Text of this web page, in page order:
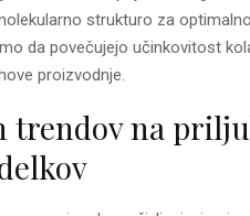
strukturo za
da povečujejo učinkovitost
proizvodnje.
na